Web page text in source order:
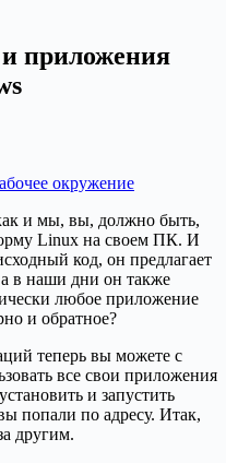
приложения
окружение
и мы, вы, должно быть,
Linux на своем ПК. И
код, он предлагает
в наши дни он также
любое приложение
и обратное?
теперь вы можете с
все свои приложения
и запустить
попали по адресу. Итак,
другим.